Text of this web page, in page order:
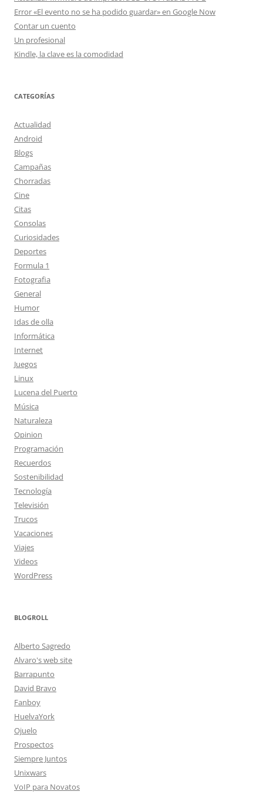
Error «El evento no se ha podido guardar» en Google Now
Contar un cuento
Un profesional
Kindle, la clave es la comodidad
CATEGORÍAS
Actualidad
Android
Blogs
Campañas
Chorradas
Cine
Citas
Consolas
Curiosidades
Deportes
Formula 1
Fotografia
General
Humor
Idas de olla
Informática
Internet
Juegos
Linux
Lucena del Puerto
Música
Naturaleza
Opinion
Programación
Recuerdos
Sostenibilidad
Tecnología
Televisión
Trucos
Vacaciones
Viajes
Videos
WordPress
BLOGROLL
Alberto Sagredo
Alvaro's web site
Barrapunto
David Bravo
Fanboy
HuelvaYork
Ojuelo
Prospectos
Siempre Juntos
Unixwars
VoIP para Novatos